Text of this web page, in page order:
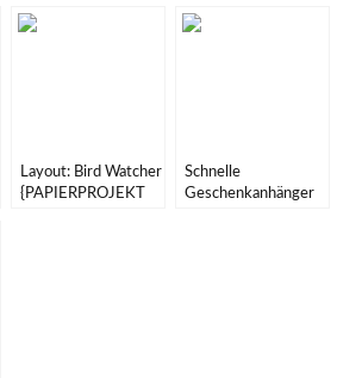
Layout: Bird Watcher
{PAPIERPROJEKT
Schnelle
Geschenkanhänger